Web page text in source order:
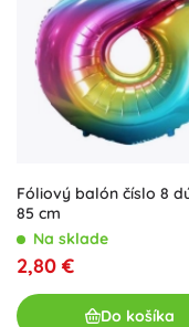
Fóliový balón číslo 8
85 cm
Na sklade
2,80 €
Do košíka